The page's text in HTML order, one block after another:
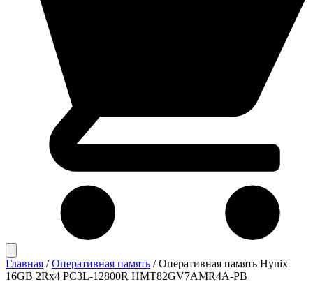
Главная / Оперативная память / Оперативная память Hynix
16GB 2Rx4 PC3L-12800R HMT82GV7AMR4A-PB